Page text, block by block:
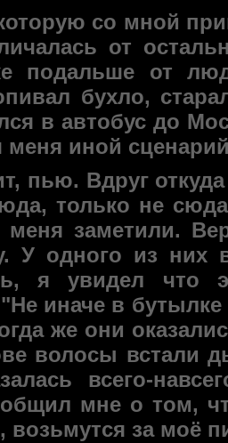
со мной
от
подальше от
бухло,
в автобус до
меня иной
пью. Вдруг
только не
меня заметили.
У одного из них
я увидел
иначе в бутылке
же они
волосы встали
всего-
мне о том,
возьмутся за моё